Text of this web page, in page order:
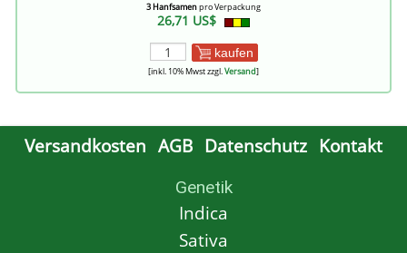
3 Hanfsamenpro Verpackung
26,71 US$
kaufen
[inkl. 10% Mwst zzgl.Versand]
Versandkosten AGB Datenschutz Kontakt
Genetik
Indica
Sativa